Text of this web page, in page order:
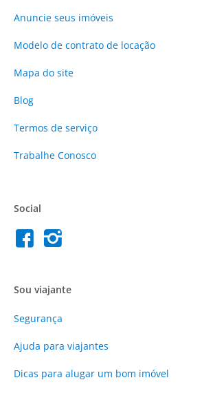
Anuncie seus imóveis
Modelo de contrato de locação
Mapa do site
Blog
Termos de serviço
Trabalhe Conosco
Social
Sou viajante
Segurança
Ajuda para viajantes
Dicas para alugar um bom imóvel